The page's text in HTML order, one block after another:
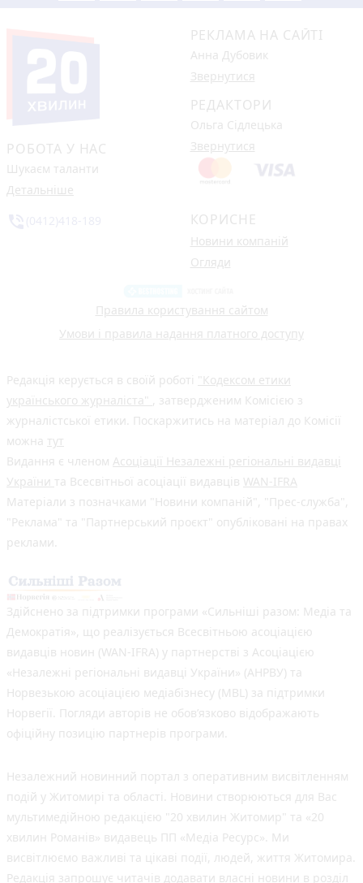
РОБОТА У НАС
Шукаєм таланти
Детальніше
РЕКЛАМА НА САЙТІ
Анна Дубовик
Звернутися
РЕДАКТОРИ
Ольга Сідлецька
Звернутися
КОРИСНЕ
Новини компаній
Огляди
Правила користування сайтом
Умови і правила надання платного доступу
Редакція керується в своїй роботі "Кодексом етики
українського журналіста" , затвердженим Комісією з
журналістської етики. Поскаржитись на матеріал до Комісії
можна тут
Видання є членом Асоціації Незалежні регіональні видавці
України та Всесвітньої асоціації видавців WAN-IFRA
Матеріали з позначками "Новини компаній", "Прес-служба",
"Реклама" та "Партнерський проєкт" опубліковані на правах
реклами.
Здійснено за підтримки програми «Сильніші разом: Медіа та
Демократія», що реалізується Всесвітньою асоціацією
видавців новин (WAN-IFRA) у партнерстві з Асоціацією
«Незалежні регіональні видавці України» (АНРВУ) та
Норвезькою асоціацією медіабізнесу (MBL) за підтримки
Норвегії. Погляди авторів не обов’язково відображають
офіційну позицію партнерів програми.
Незалежний новинний портал з оперативним висвітленням
подій у Житомирі та області. Новини створюються для Вас
мультимедійною редакцією "20 хвилин Житомир" та «20
хвилин Романів» видавець ПП «Медіа Ресурс». Ми
висвітлюємо важливі та цікаві події, людей, життя Житомира.
Редакція запрошує читачів додавати власні новини в розділ